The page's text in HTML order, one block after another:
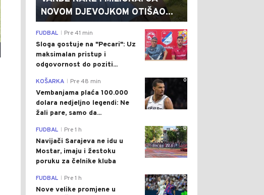
NOVOM DJEVOJKOM OTIŠAO...
0
FUDBAL Pre 41 min
Sloga gostuje na "Pecari": Uz
maksimalan pristup i
odgovornost do poziti...
0
KOŠARKA Pre 48 min
Vembanjama plaća 100.000
dolara nedjeljno legendi: Ne
žali pare, samo da...
0
FUDBAL Pre 1 h
Navijači Sarajeva ne idu u
Mostar, imaju i žestoku
poruku za čelnike kluba
0
FUDBAL Pre 1 h
Nove velike promjene u